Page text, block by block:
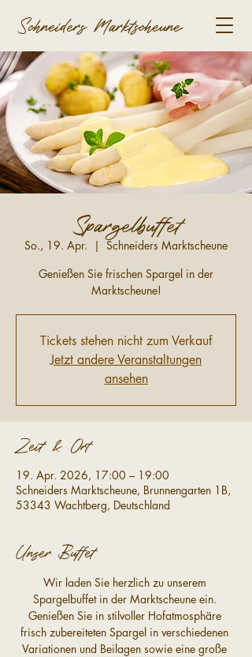
Schneiders Marktscheune
Spargelbuffet
So., 19. Apr.
  |
Schneiders Marktscheune
Genießen Sie frischen Spargel in der
Marktscheune!
Tickets stehen nicht zum Verkauf
Jetzt andere Veranstaltungen
ansehen
Zeit & Ort
19. Apr. 2026, 17:00 – 19:00
Schneiders Marktscheune, Brunnengarten 1B,
53343 Wachtberg, Deutschland
Unser Buffet
Wir laden Sie herzlich zu unserem
Spargelbuffet in der Marktscheune ein.
Genießen Sie in stilvoller Hofatmosphäre
frisch zubereiteten Spargel in verschiedenen
Variationen und Beilagen sowie eine große